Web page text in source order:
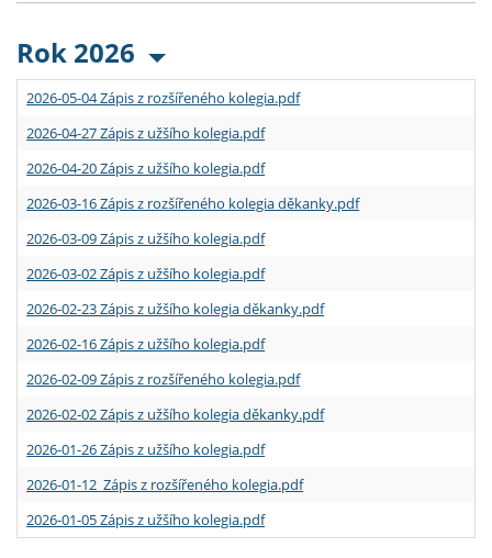
Rok 2026
2026-05-04 Zápis z rozšířeného kolegia.pdf
2026-04-27 Zápis z užšího kolegia.pdf
2026-04-20 Zápis z užšího kolegia.pdf
2026-03-16 Zápis z rozšířeného kolegia děkanky.pdf
2026-03-09 Zápis z užšího kolegia.pdf
2026-03-02 Zápis z užšího kolegia.pdf
2026-02-23 Zápis z užšího kolegia děkanky.pdf
2026-02-16 Zápis z užšího kolegia.pdf
2026-02-09 Zápis z rozšířeného kolegia.pdf
2026-02-02 Zápis z užšího kolegia děkanky.pdf
2026-01-26 Zápis z užšího kolegia.pdf
2026-01-12 Zápis z rozšířeného kolegia.pdf
2026-01-05 Zápis z užšího kolegia.pdf